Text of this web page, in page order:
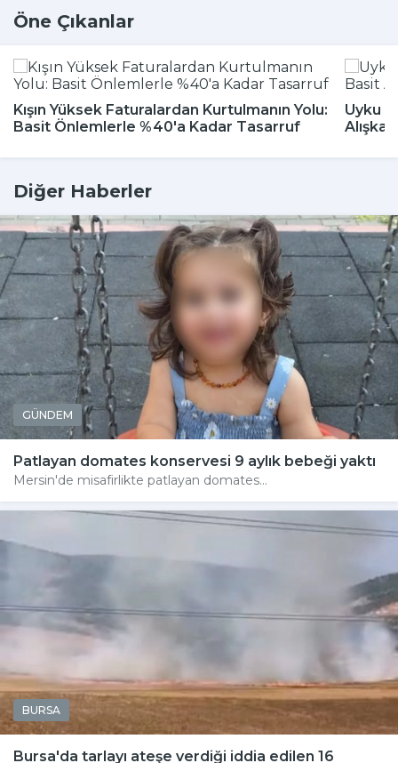
Öne Çıkanlar
Kışın Yüksek Faturalardan Kurtulmanın Yolu:
Basit Önlemlerle %40'a Kadar Tasarruf
Uyku
Diğer Haberler
GÜNDEM
Patlayan domates konservesi 9 aylık bebeği yaktı
Mersin'de misafirlikte patlayan domates...
BURSA
Bursa'da tarlayı ateşe verdiği iddia edilen 16